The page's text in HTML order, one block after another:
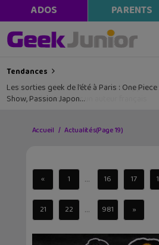
ADOS PARENTS
Tendances
Les sorties geek de l’été à Paris : One
Show, Passion Japon…
Accueil Actualités(Page 19)
« 1 ... 16 17
21 22 ... 981 »